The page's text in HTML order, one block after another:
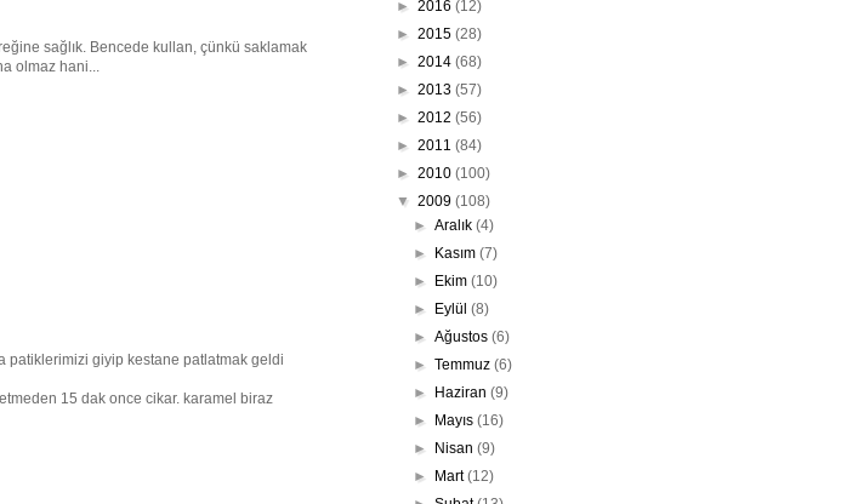
sağlık. Bencede kullan, çünkü saklamak
olmaz hani...
patiklerimizi giyip kestane patlatmak geldi
15 dak once cikar. karamel biraz
► 2016 (12)
► 2015 (28)
► 2014 (68)
► 2013 (57)
► 2012 (56)
► 2011 (84)
► 2010 (100)
▼ 2009 (108)
►Aralık(4)
► Kasım(7)
► Ekim(10)
► Eylül(8)
►Ağustos(6)
►Temmuz(6)
► Haziran(9)
► Mayıs(16)
► Nisan(9)
► Mart(12)